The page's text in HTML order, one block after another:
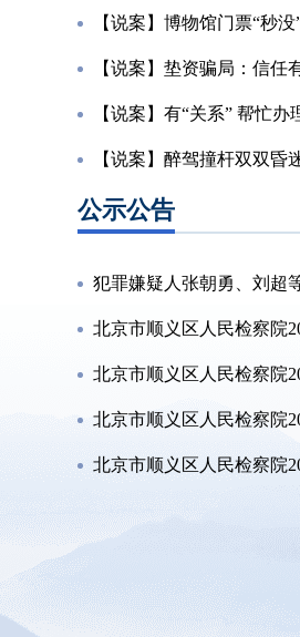
【说案】博物馆门票“秒
【说案】垫资骗局：信任
【说案】有“关系” 帮忙
【说案】醉驾撞杆双双昏
公示公告
犯罪嫌疑人张朝勇、刘超
北京市顺义区人民检察院
北京市顺义区人民检察院
北京市顺义区人民检察院
北京市顺义区人民检察院